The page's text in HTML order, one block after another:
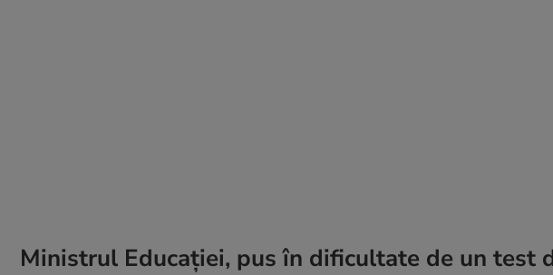
Ministrul Educației, pus în dificultate de un test